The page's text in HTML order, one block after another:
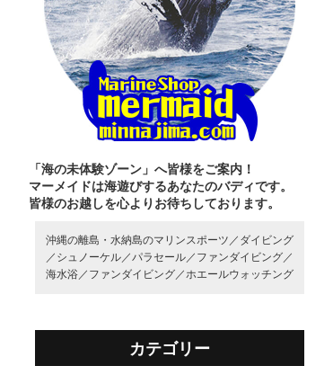
「海の未体験ゾーン」へ皆様をご案内！
マーメイドは海遊びするあなたのバディです。
皆様のお越しを心よりお待ちしております。
沖縄の離島・水納島のマリンスポーツ／ ダイビング
／ シュノーケル／ パラセール／ ファンダイビング／
海水浴／ ファンダイビング／ ホエールウォッチング
カテゴリー